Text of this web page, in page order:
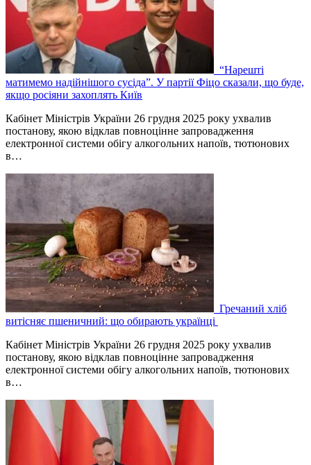
“Нарешті
матимемо надійнішого сусіда”. У партії Фіцо сказали, що буде,
якщо росіяни захоплять Київ
Кабінет Міністрів України 26 грудня 2025 року ухвалив
постанову, якою відклав повноцінне запровадження
електронної системи обігу алкогольних напоїв, тютюнових
в…
Гречаний хліб
витісняє пшеничний: що обирають українці
Кабінет Міністрів України 26 грудня 2025 року ухвалив
постанову, якою відклав повноцінне запровадження
електронної системи обігу алкогольних напоїв, тютюнових
в…